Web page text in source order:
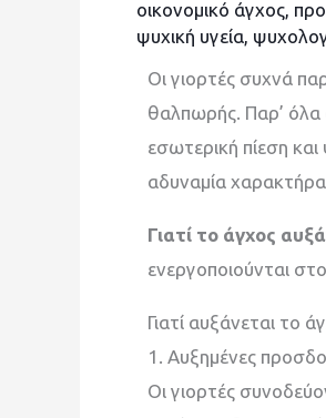
οικονομικό άγχος,
ψυχική υγεία,
Οι γιορτές συχνά
θαλπωρής. Παρ’ όλα
εσωτερική πίεση
αδυναμία
Γιατί το άγχος
ενεργοποιούνται
Γιατί αυξάνεται το
1. Αυξημένες
Οι γιορτές